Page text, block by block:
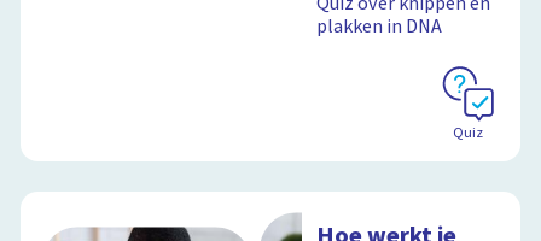
plakken in DNA
Quiz